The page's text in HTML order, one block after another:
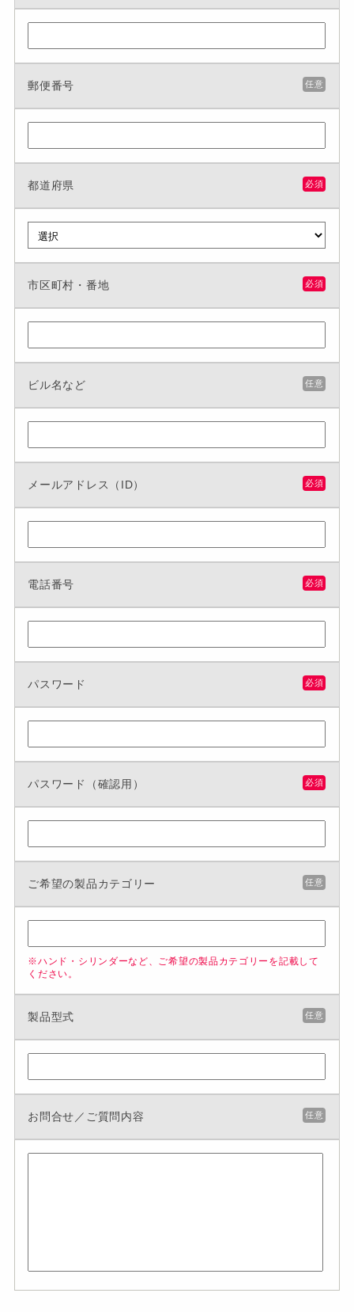
郵便番号 任意
都道府県 必須
市区町村・番地 必須
ビル名など 任意
メールアドレス（ID） 必須
電話番号 必須
パスワード 必須
パスワード（確認用） 必須
ご希望の製品カテゴリー 任意
※ハンド・シリンダーなど、ご希望の製品カテゴリーを記載して
ください。
製品型式 任意
お問合せ／ご質問内容 任意